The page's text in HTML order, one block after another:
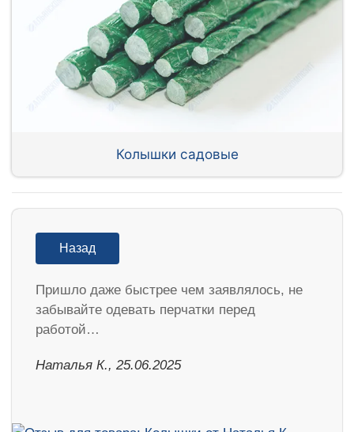
Колышки садовые
Назад
Пришло даже быстрее чем заявлялось, не
забывайте одевать перчатки перед
работой…
Наталья К., 25.06.2025